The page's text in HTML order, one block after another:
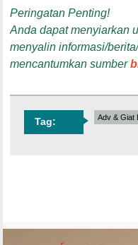
Peringatan Penting!
Anda dapat menyiarkan
menyalin informasi/
mencantumkan sumber
Tag: Adv & Giat